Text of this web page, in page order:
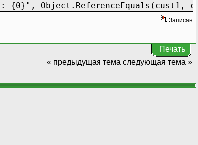
{0}", Object.ReferenceEquals(cust1,
Записан
Печать
« предыдущая тема следующая тема »